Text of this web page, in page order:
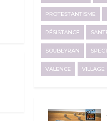
PROTESTANTISME
RÉSISTANCE
SOUBEYRAN
VALENCE VILLAGE